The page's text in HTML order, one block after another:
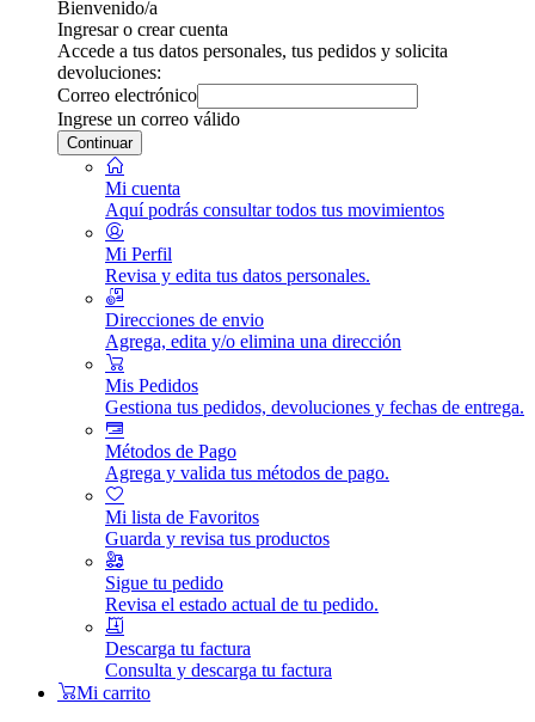
Bienvenido/a
Ingresar o crear cuenta
Accede a tus datos personales, tus pedidos y solicita
devoluciones:
Correo electrónico
Ingrese un correo válido
Continuar
Mi cuenta
Aquí podrás consultar todos tus movimientos
Mi Perfil
Revisa y edita tus datos personales.
Direcciones de envio
Agrega, edita y/o elimina una dirección
Mis Pedidos
Gestiona tus pedidos, devoluciones y fechas de entrega.
Métodos de Pago
Agrega y valida tus métodos de pago.
Mi lista de Favoritos
Guarda y revisa tus productos
Sigue tu pedido
Revisa el estado actual de tu pedido.
Descarga tu factura
Consulta y descarga tu factura
Mi carrito